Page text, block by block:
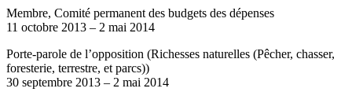
Membre, Comité permanent des budgets des dépenses
11 octobre 2013 – 2 mai 2014
Porte-parole de l’opposition (Richesses naturelles (Pêcher, chasser,
foresterie, terrestre, et parcs))
30 septembre 2013 – 2 mai 2014